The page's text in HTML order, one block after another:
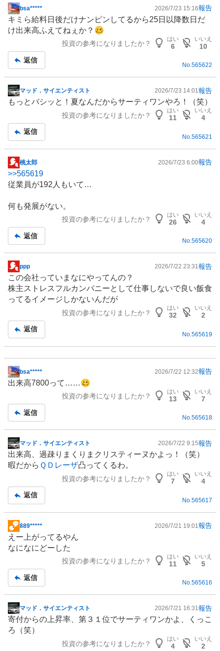
掲
示
板
bsa***** 2026/7/23 15:16報告
キミら給料日後だけナンピンしてるから25日以降数日だ
け出来高ふえてねぇか？🥴
投資の参考になりましたか？
はい
6
いいえ
10
返信
No.565622
掲
示
事
マッド．サイエンティスト 2026/7/23 14:01報告
もっとバシッと！夏なんだからサーティワンやろ！（笑）
投資の参考になりましたか？
はい
11
いいえ
4
返信
No. 565621
掲
示
板
事
桃太郎 2026/7/23 6:00報告
>>565619
従業員が192人もいて…
何も発展がない。
投資の参考になりましたか？
はい
26
いいえ
4
返信
No.565620
掲
示
板
記
ppp 2026/7/22 23:31報告
この会社っていまなにやってんの？
株主ストレスフルカンパニーとして仕事しないで良い飯食
ってるイメージしかないんだが
投資の参考になりましたか？
はい
32
いいえ
2
返信
No. 565619
掲
示
事
bsa***** 2026/7/22 12:32報告
出来高7800って……🥴
投資の参考になりましたか？
はい
13
いいえ
7
返信
No.565618
掲
示
板
マッド．サイエンティスト 2026/7/22 9:15報告
出来高、過疎りまくりまクリスティーヌかよっ！（笑）
暇だから ＱＤレーザ凸ってくるわ。
投資の参考になりましたか？
はい
7
いいえ
4
返信
No. 565617
掲
示
板
889***** 2026/7/21 19:01 報告
えー上がってるやん
なになにどーした
投資の参考になりましたか？
はい
11
いいえ
5
返信
No.565616
掲
示
板
マッド．サイエンティスト 2026/7/21 16:31報告
寄付からの上昇率、第３１位でサーティワンかよ、くっこ
ろ（笑）
投資の参考になりましたか？
はい
4
いいえ
2